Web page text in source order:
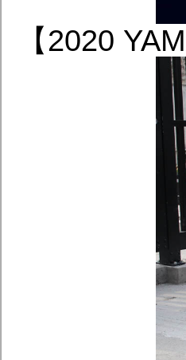
【2020